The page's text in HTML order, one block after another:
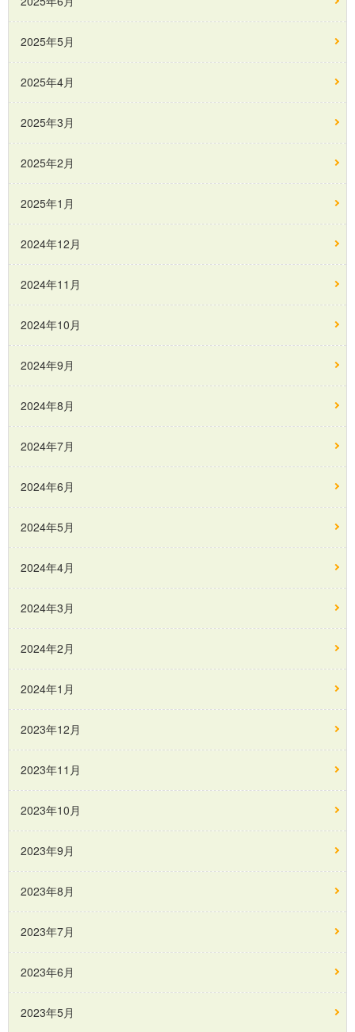
2025年5月
2025年4月
2025年3月
2025年2月
2025年1月
2024年12月
2024年11月
2024年10月
2024年9月
2024年8月
2024年7月
2024年6月
2024年5月
2024年4月
2024年3月
2024年2月
2024年1月
2023年12月
2023年11月
2023年10月
2023年9月
2023年8月
2023年7月
2023年6月
2023年5月